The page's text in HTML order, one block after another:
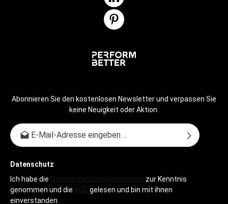
Abonnieren Sie den kostenlosen Newsletter und verpassen Sie
keine Neuigkeit oder Aktion.
Datenschutz
Ich habe die Datenschutzbestimmungen zur Kenntnis
genommen und die AGB gelesen und bin mit ihnen
einverstanden.